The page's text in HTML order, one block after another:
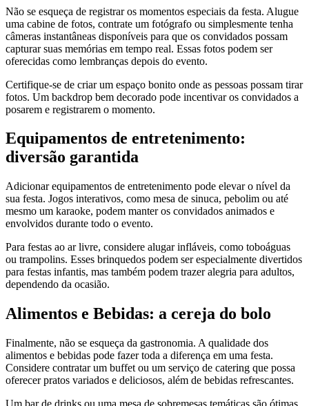
Não se esqueça de registrar os momentos especiais da festa. Alugue
uma cabine de fotos, contrate um fotógrafo ou simplesmente tenha
câmeras instantâneas disponíveis para que os convidados possam
capturar suas memórias em tempo real. Essas fotos podem ser
oferecidas como lembranças depois do evento.
Certifique-se de criar um espaço bonito onde as pessoas possam tirar
fotos. Um backdrop bem decorado pode incentivar os convidados a
posarem e registrarem o momento.
Equipamentos de entretenimento:
diversão garantida
Adicionar equipamentos de entretenimento pode elevar o nível da
sua festa. Jogos interativos, como mesa de sinuca, pebolim ou até
mesmo um karaoke, podem manter os convidados animados e
envolvidos durante todo o evento.
Para festas ao ar livre, considere alugar infláveis, como toboáguas
ou trampolins. Esses brinquedos podem ser especialmente divertidos
para festas infantis, mas também podem trazer alegria para adultos,
dependendo da ocasião.
Alimentos e Bebidas: a cereja do bolo
Finalmente, não se esqueça da gastronomia. A qualidade dos
alimentos e bebidas pode fazer toda a diferença em uma festa.
Considere contratar um buffet ou um serviço de catering que possa
oferecer pratos variados e deliciosos, além de bebidas refrescantes.